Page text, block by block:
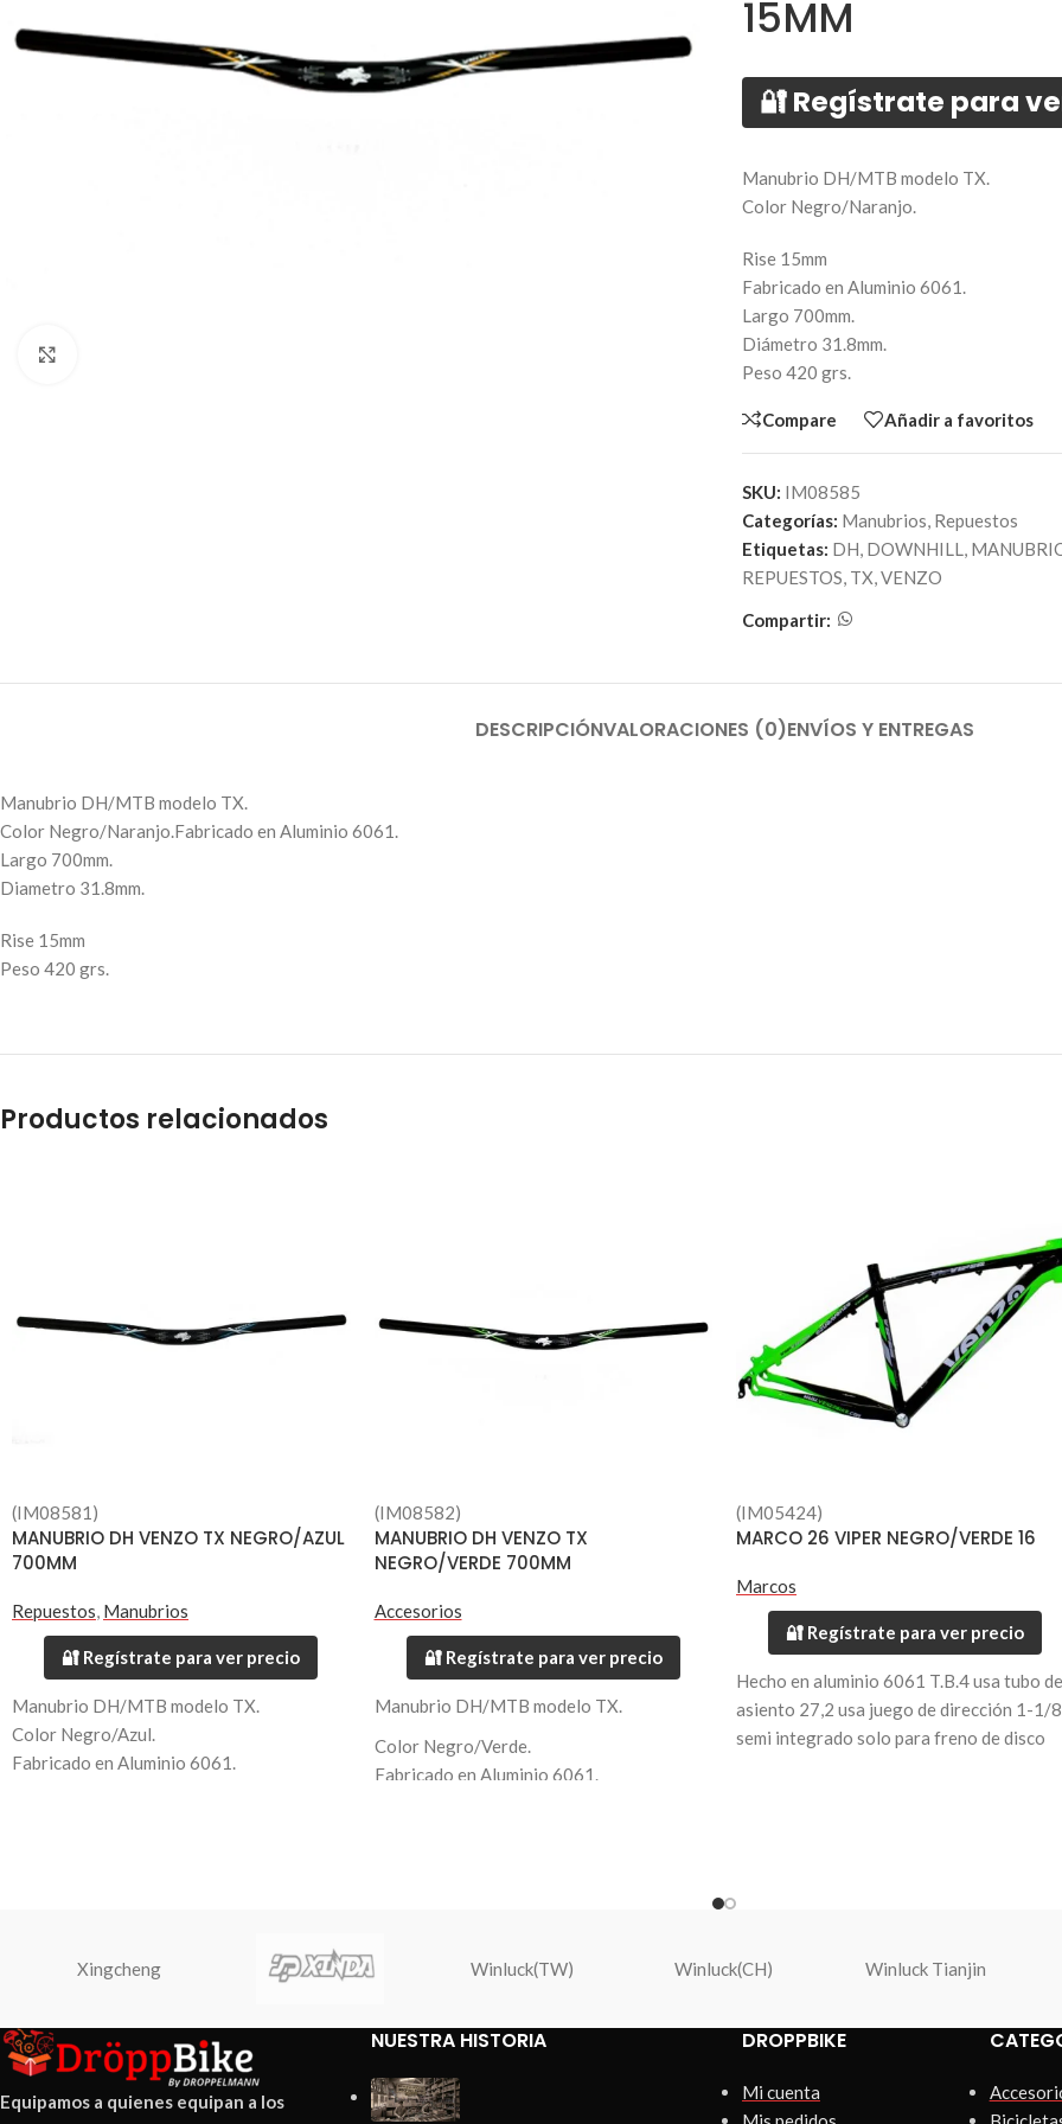
15MM
🔐 Regístrate para
Manubrio DH/MTB modelo TX.
Color Negro/Naranjo.
Rise 15mm
Fabricado en Aluminio 6061.
Largo 700mm.
Diámetro 31.8mm.
Peso 420 grs.
Compare Añadir a favoritos
SKU: IM08585
Categorías: Manubrios, Repuestos
Etiquetas: DH, DOWNHILL,
REPUESTOS, TX,VENZO
Compartir:
DESCRIPCIÓNVALORACIONES (0)ENVÍOS Y ENTREGAS
Manubrio DH/MTB modelo TX.
Color Negro/Naranjo.Fabricado en Aluminio 6061.
Largo 700mm.
Diametro 31.8mm.
Rise 15mm
Peso 420 grs.
Productos relacionados
(IM08581)
MANUBRIO DH VENZO TX NEGRO/AZUL
700MM
Repuestos Manubrios
🔐 Regístrate para ver precio
Manubrio DH/MTB modelo TX.
Color Negro/Azul.
Fabricado en Aluminio 6061.
(IM08582)
MANUBRIO DH VENZO TX
NEGRO/VERDE 700MM
Accesorios
🔐 Regístrate para ver precio
Manubrio DH/MTB modelo TX.
Color Negro/Verde.
Fabricado en Aluminio 6061.
(IM05424)
MARCO 26 VIPER NEGRO/VERDE 16
Marcos
🔐 Regístrate para ver precio
Hecho en aluminio 6061 T.B.4 usa tubo de
asiento 27,2 usa juego de dirección 1-1/8
semi integrado solo para freno de disco
Xingcheng Winluck(TW) Winluck(CH) Winluck Tianjin
Equipamos a quienes equipan a los
NUESTRA HISTORIA DROPPBIKE
Mi cuenta